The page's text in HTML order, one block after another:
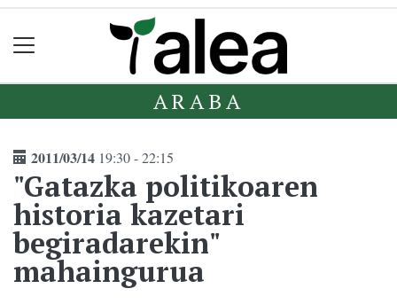
ARABA
2011/03/14 19:30 - 22:15
"Gatazka politikoaren
historia kazetari
begiradarekin"
mahaingurua